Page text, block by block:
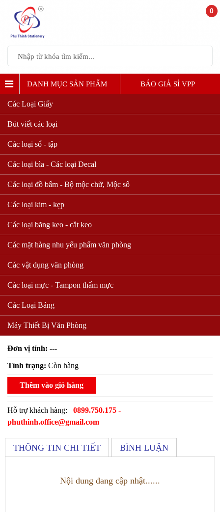
DANH MỤC SẢN PHẨM BÁO GIẢ SỈ VPP
Các Loại Giấy
Bút viết các loại
Các loại sổ - tập
Các loại bìa - Các loại Decal
Các loại đồ bấm - Bộ mộc chữ, Mộc số
Các loại kim - kẹp
Các loại băng keo - cắt keo
Các mặt hàng nhu yếu phẩm văn phòng
Các vật dụng văn phòng
Các loại mực - Tampon thấm mực
Các Loại Bảng
Máy Thiết Bị Văn Phòng
Khắc dấu - ĐÃ THU TIỀN - ĐÃ
CHI TIỀN
Mã sản phẩm:
26200 lượt xem
Giá bán:75.000 VND
( Giá chưa bao gồm VAT )
Đơn vị tính: ---
Tình trạng: Còn hàng
Thêm vào giỏ hàng
Hỗ trợ khách hàng: 0899.750.175 -
phuthinh.office@gmail.com
THÔNG TIN CHI TIẾT BÌNH LUẬN
Nội dung đang cập nhật......
0